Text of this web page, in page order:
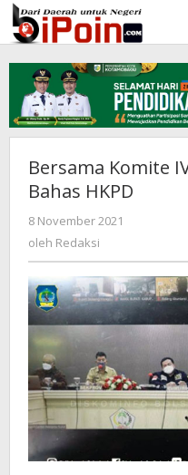
Lewati
ke
konten
Bersama Komite
Bahas HKPD
8 November 2021
oleh Redaksi